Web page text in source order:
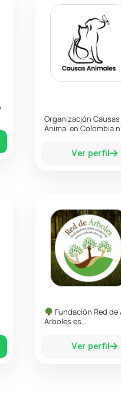
Organización
Animal en Colombia
Ver perfil
Fundación Red
Árboles es...
Ver perfil